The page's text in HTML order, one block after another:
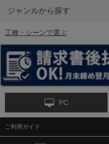
6-矢印板/LED矢印板
9-点字マット・タイ
ジャンルから探す
工種・シーンで選ぶ
PC
ご利用ガイド